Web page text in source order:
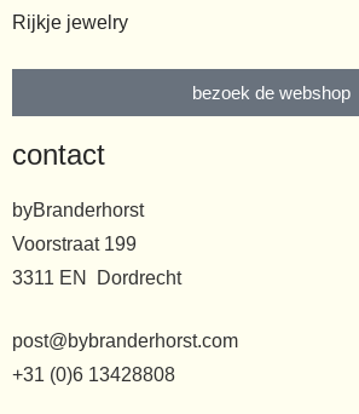
Rijkje jewelry
bezoek de webshop
contact
byBranderhorst
Voorstraat 199
3311 EN Dordrecht
post@bybranderhorst.com
+31 (0)6 13428808